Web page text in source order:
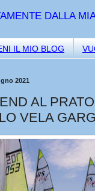
DALLA
IL MIO BLOG
2021
AL
VELA